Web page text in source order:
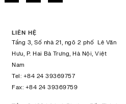
LIÊN HỆ
Tầng 3, Số nhà 21, ngõ 2 phố Lê Văn
Hưu, P. Hai Bà Trưng, Hà Nội, Việt
Nam
Tel: +84 24 39369757
Fax: +84 24 39369759